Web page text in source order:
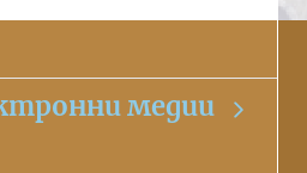
медии